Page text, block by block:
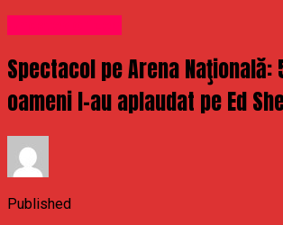
Spectacol pe Arena
oameni l-au aplaudat pe Ed
Published